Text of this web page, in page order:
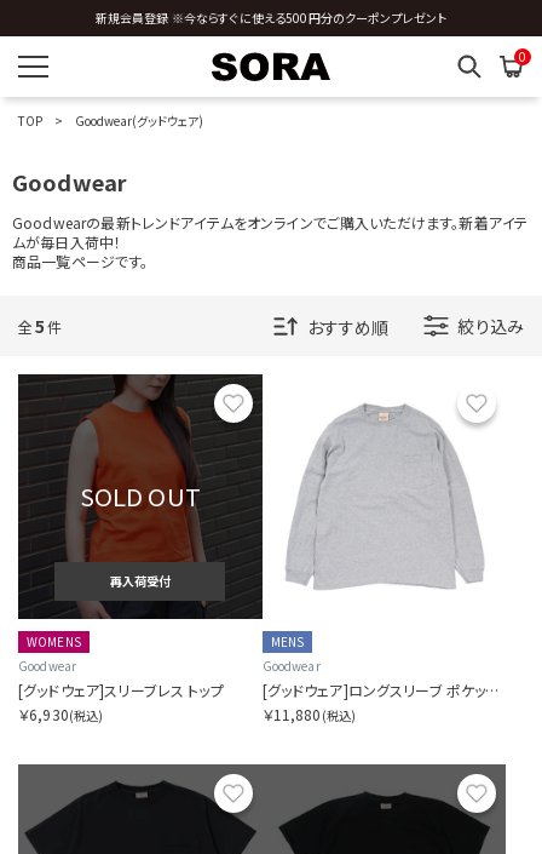
カラーを指定する
価格帯を指定する
〜 円
サイズを指定する
在庫を指定する
商品ステータスを指定する
全国送料0円 ※3,980円以上のご購入時
新規会員登録 ※今ならすぐに使える500円分のクーポンプレゼント
0
TOP Goodwear(グッドウェア)
Goodwear
Goodwearの最新トレンドアイテムをオンラインでご購入いただけます。新着アイテ
ムが毎日入荷中！
商品一覧ページです。
全5件 絞り込み
お気に入り
SOLD OUT
再入荷受付
WOMENS
Goodwear
[グッドウェア]スリーブレス トップ
￥6,930(税込)
MENS
Goodwear
[グッドウェア]ロングスリーブ ポケットティー
￥11,880 (税込)
お気に入り